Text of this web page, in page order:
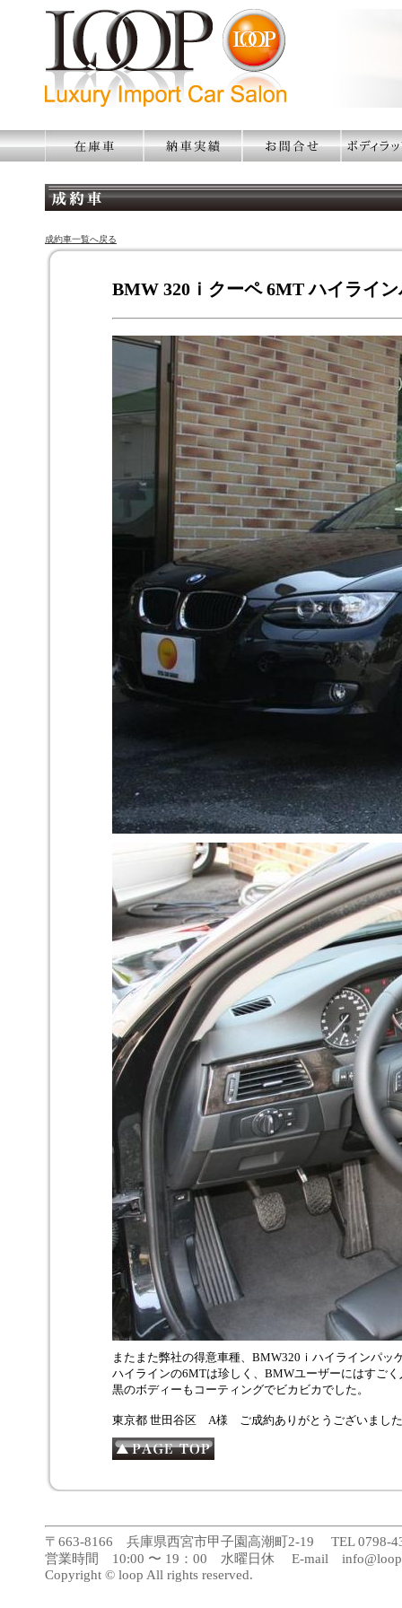
成約車一覧へ戻る
BMW 320ｉクーペ 6MT ハイライ
またまた弊社の得意車種、BMW320ｉハイラインパッ
ハイラインの6MTは珍しく、BMWユーザーにはすご
黒のボディーもコーティングでビカビカでした。
東京都 世田谷区 A様 ご成約ありがとうございまし
〒663-8166 兵庫県西宮市甲子園高潮町2-19 TEL 0798-
営業時間 10:00 〜 19：00 水曜日休 E-mail
Copyright © loop All rights reserved.